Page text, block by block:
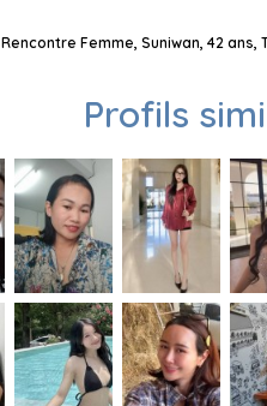
Rencontre Femme, Suniwan, 42 ans,
Profils